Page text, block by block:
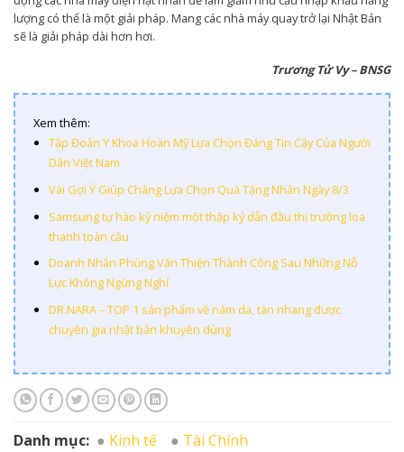
lượng có thể là một giải pháp. Mang các nhà máy quay trở lại Nhật Bản
sẽ là giải pháp dài hơn hơi.
Trương Tử Vy – BNSG
Xem thêm:
Tập Đoàn Y Khoa Hoàn Mỹ Lựa Chọn Đáng Tin Cậy Của Người
Dân Việt Nam
Vài Gợi Ý Giúp Chàng Lựa Chọn Quà Tặng Nhân Ngày 8/3
Samsung tự hào kỷ niệm một thập kỷ dẫn đầu thị trường loa
thanh toàn cầu
Doanh Nhân Phùng Văn Thiện Thành Công Sau Những Nỗ
Lực Không Ngừng Nghỉ
DR.NARA – TOP 1 sản phẩm về nám da, tàn nhang được
chuyên gia nhật bản khuyên dùng
Danh mục: Kinh tế Tài Chính